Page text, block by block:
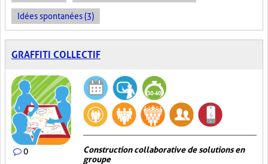
Idées spontanées (3)
GRAFFITI COLLECTIF
0
Construction collaborative de solutions en
groupe